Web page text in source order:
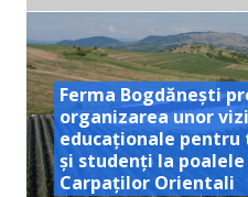
Ferma Bogdănești
organizarea unor
educaționale pentru
și studenți la poalele
Carpaților Orientali